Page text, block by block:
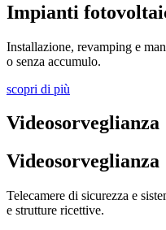
Impianti
Installazione, revamping e
o senza accumulo.
scopri di più
Videosorveglianza
Videosorveglianza
Telecamere di sicurezza e
e strutture ricettive.